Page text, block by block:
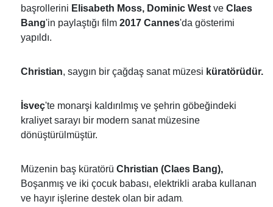
başrollerini Elisabeth Moss, Dominic Westve Claes
Bang'in paylaştığı film 2017 Cannes'da gösterimi
yapıldı.
Christian, saygın bir çağdaş sanat müzesi küratörüdür.
İsveç'te monarşi kaldırılmış ve şehrin göbeğindeki
kraliyet sarayı bir modern sanat müzesine
dönüştürülmüştür.
Müzenin baş küratörü Christian (Claes Bang),
Boşanmış ve iki çocuk babası, elektrikli araba kullanan
ve hayır işlerine destek olan bir adam.